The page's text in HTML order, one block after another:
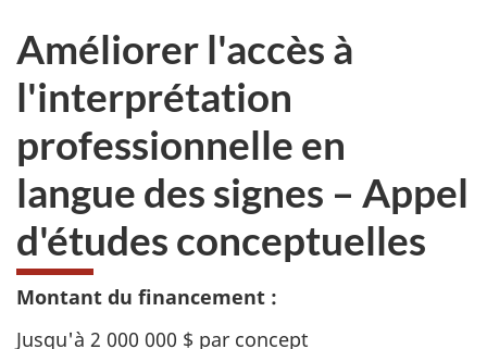
A
m
é
l
i
o
r
Améliorer l'accès à
l'interprétation
professionnelle en
langue des signes – Appel
d'études conceptuelles
Montant du financement :
Jusqu'à 2 000 000 $ par concept